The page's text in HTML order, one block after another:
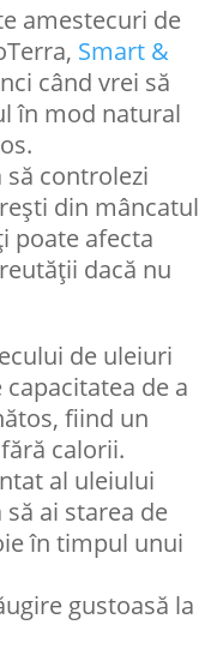
amestecuri de
Smart &
când vrei să
în mod natural
să controlezi
din mâncatul
poate afecta
dacă nu
de uleiuri
de a
fiind un
calorii.
al uleiului
ai starea de
în timpul unui
gustoasă la